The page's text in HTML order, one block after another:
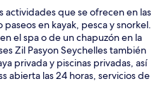
actividades que se ofrecen en las
en kayak, pesca y snorkel.
el spa o de un chapuzón en la
Zil Pasyon Seychelles también
privada y piscinas privadas, así
abierta las 24 horas, servicios de